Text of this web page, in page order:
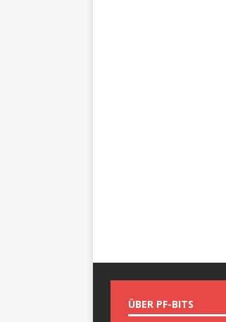
ÜBER PF-BITS